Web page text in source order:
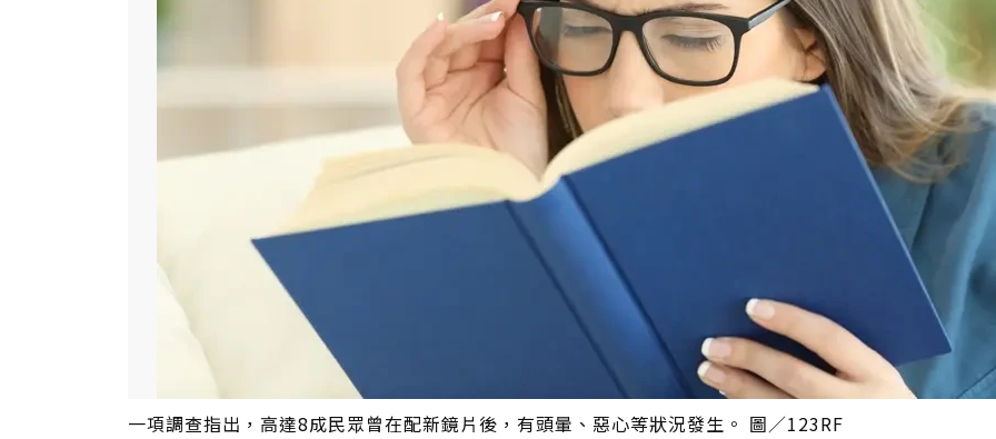
一項調查指出，高達8成民眾曾在配新鏡片後，有頭暈、惡心等狀況發生。 圖／123RF